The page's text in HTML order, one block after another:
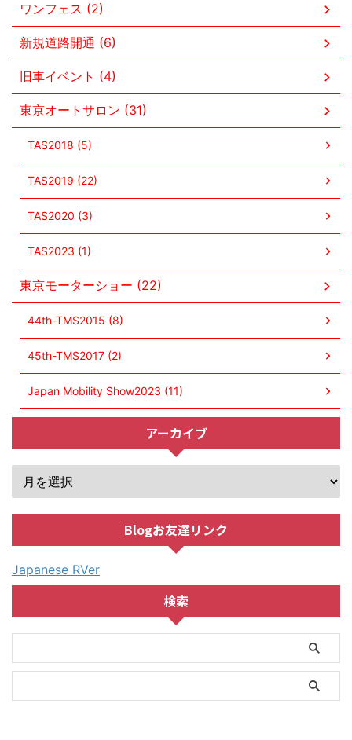
ワンフェス (2)
新規道路開通 (6)
旧車イベント (4)
東京オートサロン (31)
TAS2018 (5)
TAS2019 (22)
TAS2020 (3)
TAS2023 (1)
東京モーターショー (22)
44th-TMS2015 (8)
45th-TMS2017 (2)
Japan Mobility Show2023 (11)
アーカイブ
Blogお友達リンク
Japanese RVer
検索